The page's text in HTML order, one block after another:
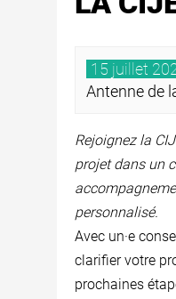
15 juillet
Antenne de
Rejoignez la
projet dans un
personnalisé.
Avec un·e
clarifier votre
prochaines